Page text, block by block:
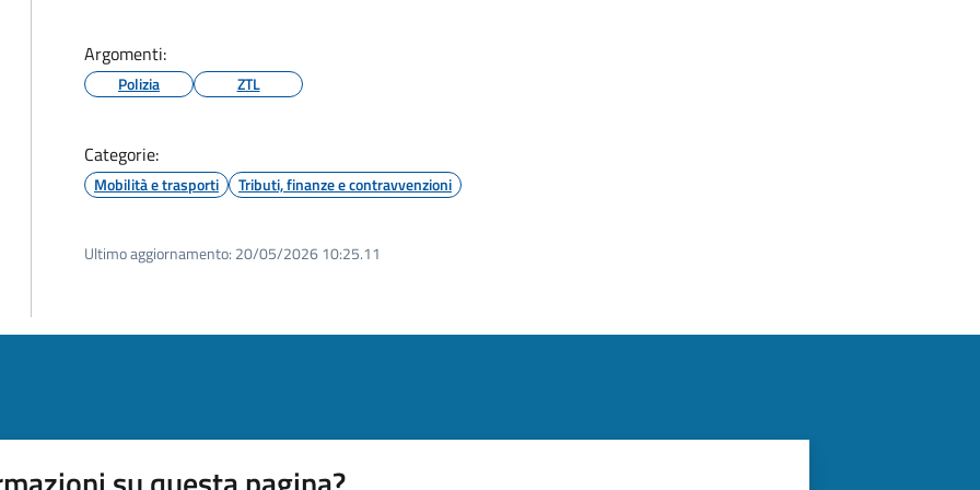
Argomenti:
Polizia ZTL
Categorie:
Mobilità e trasporti Tributi, finanze e contravvenzioni
Ultimo aggiornamento: 20/05/2026 10:25.11